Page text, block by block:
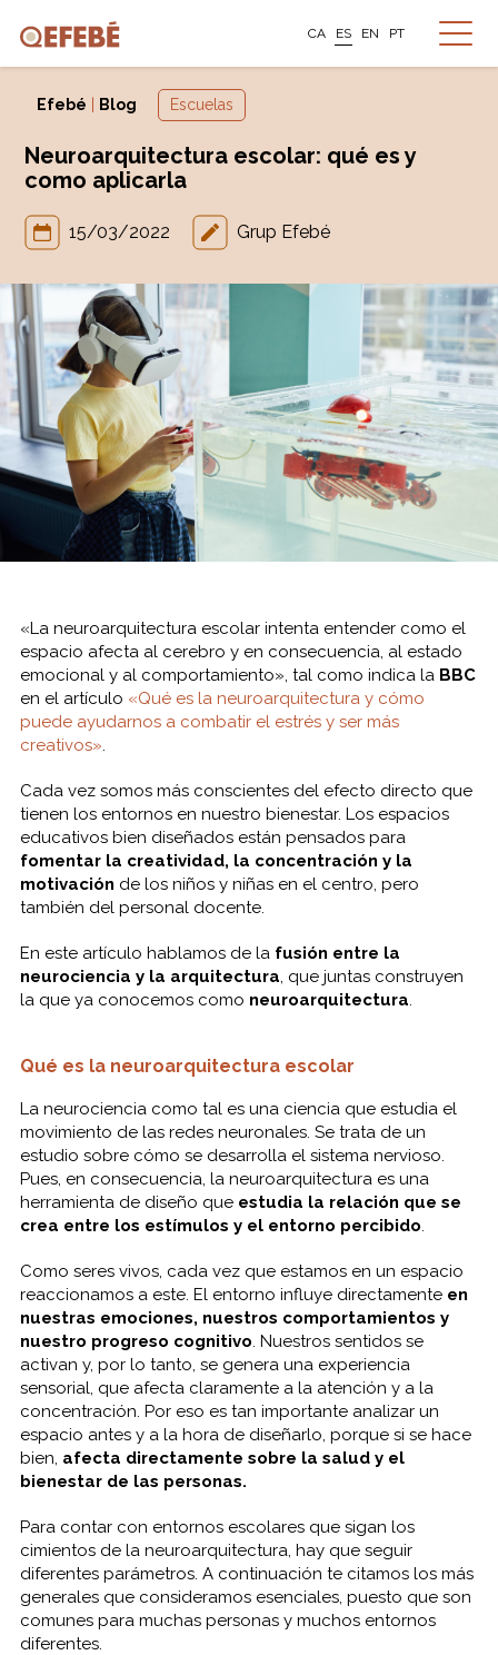
CA ES EN PT
Efebé Blog Escuelas
Neuroarquitectura escolar: qué es y
como aplicarla
15/03/2022 Grup Efebé
«La neuroarquitectura escolar intenta entender como el
espacio afecta al cerebro y en consecuencia, al estado
emocional y al comportamiento», tal como indica la BBC
en el artículo «Qué es la neuroarquitectura y cómo
puede ayudarnos a combatir el estrés y ser más
creativos».
Cada vez somos más conscientes del efecto directo que
tienen los entornos en nuestro bienestar. Los espacios
educativos bien diseñados están pensados para
fomentar la creatividad, la concentración y la
motivación de los niños y niñas en el centro, pero
también del personal docente.
En este artículo hablamos de la fusión entre la
neurociencia y la arquitectura, que juntas construyen
la que ya conocemos como neuroarquitectura.
Qué es la neuroarquitectura escolar
La neurociencia como tal es una ciencia que estudia el
movimiento de las redes neuronales. Se trata de un
estudio sobre cómo se desarrolla el sistema nervioso.
Pues, en consecuencia, la neuroarquitectura es una
herramienta de diseño que estudia la relación que se
crea entre los estímulos y el entorno percibido.
Como seres vivos, cada vez que estamos en un espacio
reaccionamos a este. El entorno influye directamente en
nuestras emociones, nuestros comportamientos y
nuestro progreso cognitivo. Nuestros sentidos se
activan y, por lo tanto, se genera una experiencia
sensorial, que afecta claramente a la atención y a la
concentración. Por eso es tan importante analizar un
espacio antes y a la hora de diseñarlo, porque si se hace
bien, afecta directamente sobre la salud y el
bienestar de las personas.
Para contar con entornos escolares que sigan los
cimientos de la neuroarquitectura, hay que seguir
diferentes parámetros. A continuación te citamos los más
generales que consideramos esenciales, puesto que son
comunes para muchas personas y muchos entornos
diferentes.